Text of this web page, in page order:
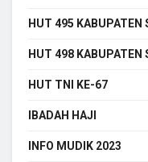
HUT 495 KABUPATEN
HUT 498 KABUPATEN
HUT TNI KE-67
IBADAH HAJI
INFO MUDIK 2023